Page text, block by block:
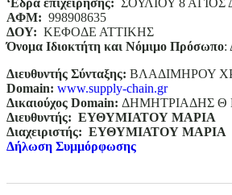
ΑΦΜ: 998908635
ΔΟΥ: ΚΕΦΟΔΕ ΑΤΤΙΚΗΣ
Όνομα Ιδιοκτήτη και Νόμιμο Πρόσωπο:
Διευθυντής Σύνταξης: ΒΛΑΔΙΜΗΡΟΥ
Domain: www.supply-chain.gr
Δικαιούχος Domain: ΔΗΜΗΤΡΙΑΔΗΣ Θ
Διευθυντής: ΕΥΘΥΜΙΑΤΟΥ ΜΑΡΙΑ
Διαχειριστής: ΕΥΘΥΜΙΑΤΟΥ ΜΑΡΙΑ
Δήλωση Συμμόρφωσης